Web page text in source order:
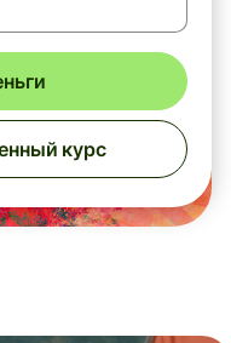
курс